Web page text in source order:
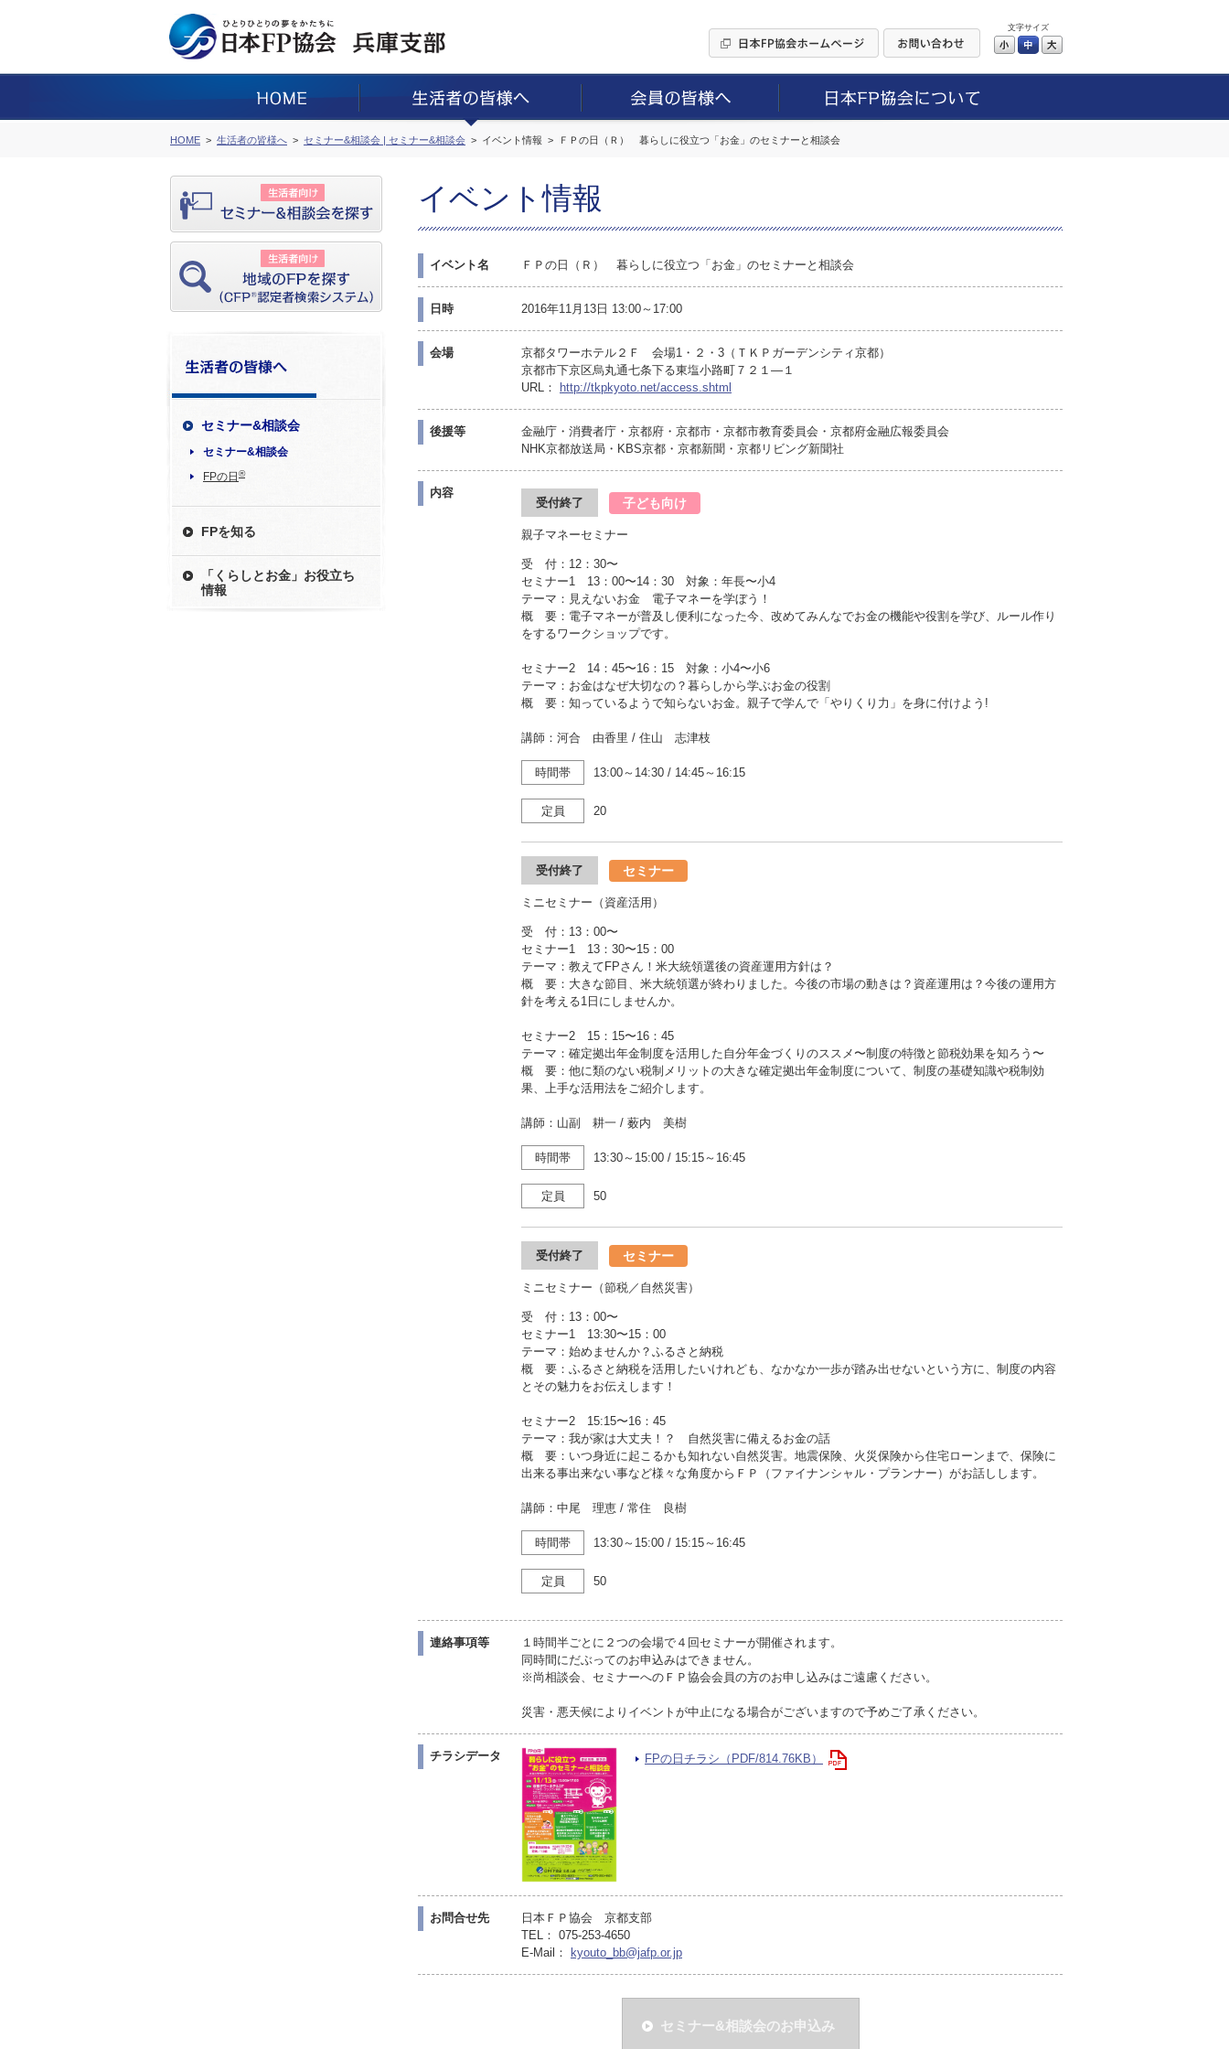
文字サイズ
小 中
HOME 生活者の皆様へ セミナー&相談会 | セミナー&相談会 イベント情報 ＦＰの日（Ｒ） 暮らしに役立つ「お金」のセミナーと相談会
セミナー&相談会
セミナー&相談会
FPの日 ®
FPを知る
「くらしとお金」お役立ち
情報
イベント情報
イベント名 ＦＰの日（Ｒ） 暮らしに役立つ「お金」のセミナーと相談会
日時 2016年11月13日 13:00～17:00
会場
京都タワーホテル２Ｆ 会場1・２・3（ＴＫＰガーデンシティ京都）
京都市下京区烏丸通七条下る東塩小路町７２１—１
URL：
http://tkpkyoto.net/access.shtml
後援等
金融庁・消費者庁・京都府・京都市・京都市教育委員会・京都府金融広報委員会
NHK京都放送局・KBS京都・京都新聞・京都リビング新聞社
内容
受付終了 子ども向け
親子マネーセミナー
受 付：12：30〜
セミナー1 13：00〜14：30 対象：年長〜小4
テーマ：見えないお金 電子マネーを学ぼう！
概 要：電子マネーが普及し便利になった今、改めてみんなでお金の機能や役割を学び、ルール作り
をするワークショップです。
セミナー2 14：45〜16：15 対象：小4〜小6
テーマ：お金はなぜ大切なの？暮らしから学ぶお金の役割
概 要：知っているようで知らないお金。親子で学んで「やりくり力」を身に付けよう!
講師：河合 由香里 / 住山 志津枝
時間帯 13:00～14:30 / 14:45～16:15
定員 20
受付終了 セミナー
ミニセミナー（資産活用）
受 付：13：00〜
セミナー1 13：30〜15：00
テーマ：教えてFPさん！米大統領選後の資産運用方針は？
概 要：大きな節目、米大統領選が終わりました。今後の市場の動きは？資産運用は？今後の運用方
針を考える1日にしませんか。
セミナー2 15：15〜16：45
テーマ：確定拠出年金制度を活用した自分年金づくりのススメ〜制度の特徴と節税効果を知ろう〜
概 要：他に類のない税制メリットの大きな確定拠出年金制度について、制度の基礎知識や税制効
果、上手な活用法をご紹介します。
講師：山副 耕一 / 薮内 美樹
時間帯 13:30～15:00 / 15:15～16:45
定員 50
受付終了 セミナー
ミニセミナー（節税／自然災害）
受 付：13：00〜
セミナー1 13:30〜15：00
テーマ：始めませんか？ふるさと納税
概 要：ふるさと納税を活用したいけれども、なかなか一歩が踏み出せないという方に、制度の内容
とその魅力をお伝えします！
セミナー2 15:15〜16：45
テーマ：我が家は大丈夫！？ 自然災害に備えるお金の話
概 要：いつ身近に起こるかも知れない自然災害。地震保険、火災保険から住宅ローンまで、保険に
出来る事出来ない事など様々な角度からＦＰ（ファイナンシャル・プランナー）がお話しします。
講師：中尾 理恵 / 常住 良樹
時間帯 13:30～15:00 / 15:15～16:45
定員 50
連絡事項等
１時間半ごとに２つの会場で４回セミナーが開催されます。
同時間にだぶってのお申込みはできません。
※尚相談会、セミナーへのＦＰ協会会員の方のお申し込みはご遠慮ください。
災害・悪天候によりイベントが中止になる場合がございますので予めご了承ください。
チラシデータ FPの日チラシ（PDF/814.76KB）
お問合せ先
日本ＦＰ協会 京都支部
TEL： 075-253-4650
E-Mail：
kyouto_bb@jafp.or.jp
セミナー&相談会のお申込み